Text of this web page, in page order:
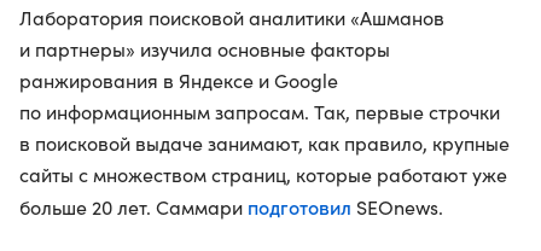
Лаборатория поисковой аналитики «Ашманов
и партнеры» изучила основные факторы
ранжирования в Яндексе и Google
по информационным запросам. Так, первые строчки
в поисковой выдаче занимают, как правило, крупные
сайты с множеством страниц, которые работают уже
больше 20 лет. Саммари подготовил SEOnews.